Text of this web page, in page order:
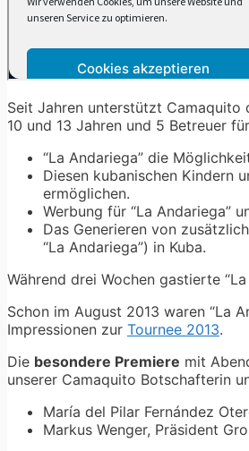
Seit Jahren unterstützt Camaquito
10 und 13 Jahren und 5 Betreuer
“La Andariega” die
Diesen kubanischen Kindern
ermöglichen.
Werbung für “La Andariega”
Das Generieren von
“La Andariega”) in Kuba.
Während drei Wochen gastierte
Schon im August 2013 waren “La
Impressionen zur Tournee 2013.
Die besondere Premiere mit
unserer Camaquito Botschafterin
María del Pilar Fernández
Markus Wenger, Präsident